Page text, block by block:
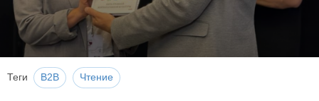
Теги B2B Чтение